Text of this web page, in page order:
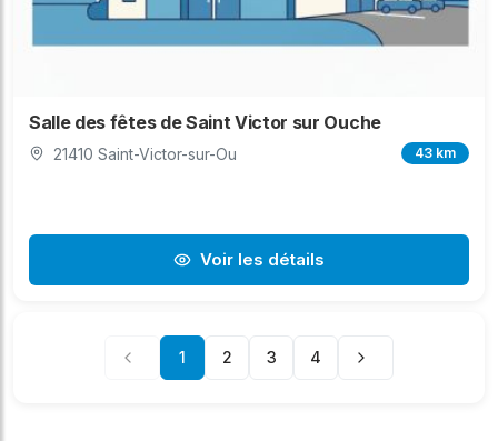
Salle des fêtes de Saint Victor sur Ouche
21410 Saint-Victor-sur-Ou 43 km
Voir les détails
1 2 3 4